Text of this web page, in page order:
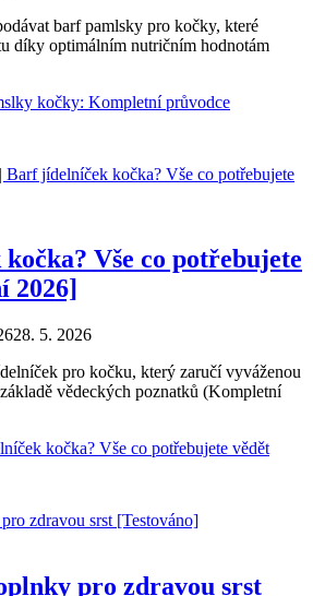
barf pamlsky pro kočky, které
díky optimálním nutričním hodnotám
kočky: Kompletní průvodce
Vše co potřebujete
2026]
28. 5. 2026
pro kočku, který zaručí vyváženou
vědeckých poznatků (Kompletní
kočka? Vše co potřebujete vědět
pro zdravou srst